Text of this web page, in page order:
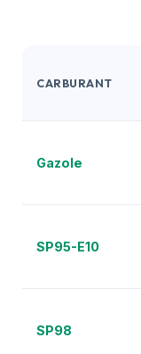
CARBURANT
Gazole
SP95-E10
SP98